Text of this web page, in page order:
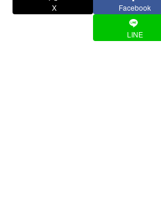
X Facebook
LINE